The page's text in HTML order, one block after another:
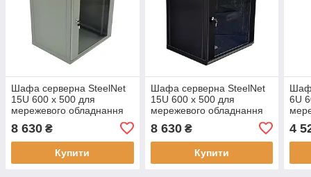
Шафа серверна SteelNet
15U 600 x 500 для
мережевого обладнання
(скло, сірий), висота 15U,
максимальне
навантаження 55 кг
8 630 ₴
Купити
Шафа серверна SteelNet
15U 600 x 500 для
мережевого обладнання
(скло, чорний), 19", 55 кг
максимальне
навантаження
8 630₴
Купити
6U
4